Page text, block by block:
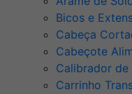
Bicos e
Cabeça
Cabeçote
Calibrador de
Carrinho